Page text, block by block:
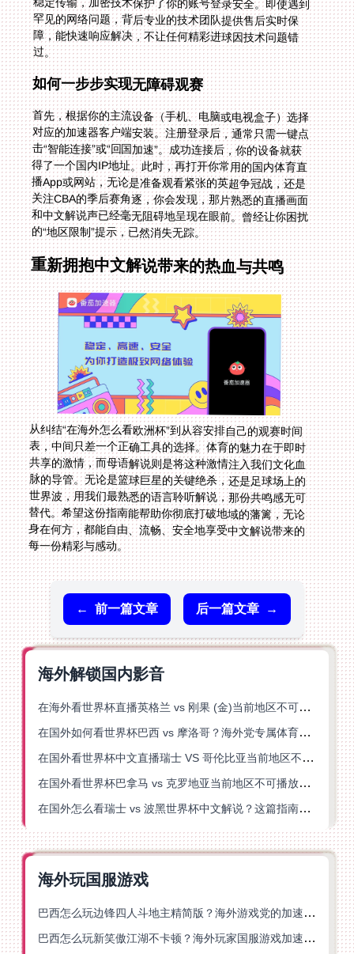
过。
如何一步步实现无障碍观赛
首先，根据你的主流设备（手机、电脑或电视盒子）选择
对应的加速器客户端安装。注册登录后，通常只需一键点
击“智能连接”或“回国加速”。成功连接后，你的设备就获
得了一个国内IP地址。此时，再打开你常用的国内体育直
播App或网站，无论是准备观看紧张的英超争冠战，还是
关注CBA的季后赛角逐，你会发现，那片熟悉的直播画面
和中文解说声已经毫无阻碍地呈现在眼前。曾经让你困扰
的“地区限制”提示，已然消失无踪。
重新拥抱中文解说带来的热血与共鸣
从纠结“在海外怎么看欧洲杯”到从容安排自己的观赛时间
表，中间只差一个正确工具的选择。体育的魅力在于即时
共享的激情，而母语解说则是将这种激情注入我们文化血
脉的导管。无论是篮球巨星的关键绝杀，还是足球场上的
世界波，用我们最熟悉的语言聆听解说，那份共鸣感无可
替代。希望这份指南能帮助你彻底打破地域的藩篱，无论
身在何方，都能自由、流畅、安全地享受中文解说带来的
每一份精彩与感动。
← 前一篇文章 后一篇文章 →
海外解锁国内影音
在海外看世界杯直播英格兰 vs 刚果 (金)当前地区不可播放？这篇指南帮你突破所有限制
在国外如何看世界杯巴西 vs 摩洛哥？海外党专属体育观赛指南来了
在国外看世界杯中文直播瑞士 VS 哥伦比亚当前地区不可播放？这篇指南帮你搞定
在国外看世界杯巴拿马 vs 克罗地亚当前地区不可播放？这篇指南帮你轻松解决海外体育直播难题
在国外怎么看瑞士 vs 波黑世界杯中文解说？这篇指南帮你搞定所有地区限制问题
海外玩国服游戏
巴西怎么玩边锋四人斗地主精简版？海外游戏党的加速器终极选择
巴西怎么玩新笑傲江湖不卡顿？海外玩家国服游戏加速终极指南（附猫和老鼠一梦江湖实测）